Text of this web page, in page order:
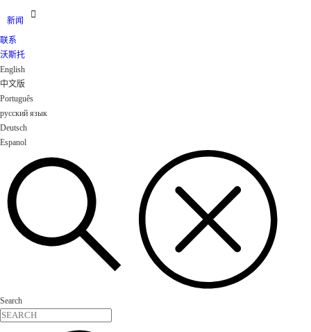
新闻

联系
沃斯托
English
中文版
Português
русский язык
Deutsch
Espanol
Search